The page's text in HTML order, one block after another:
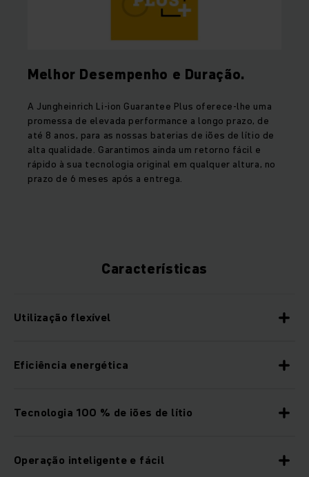
Melhor Desempenho e Duração.
A Jungheinrich Li-ion Guarantee Plus oferece-lhe uma
promessa de elevada performance a longo prazo, de
até 8 anos, para as nossas baterias de iões de lítio de
alta qualidade. Garantimos ainda um retorno fácil e
rápido à sua tecnologia original em qualquer altura, no
prazo de 6 meses após a entrega.
Características
Utilização flexível
Eficiência energética
Tecnologia 100 % de iões de lítio
Operação inteligente e fácil